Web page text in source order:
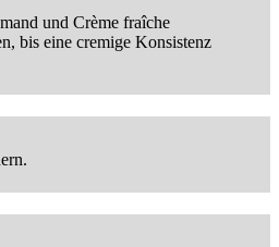
und Crème fraîche
bis eine cremige Konsistenz